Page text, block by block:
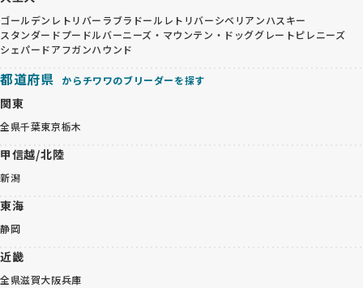
ゴールデンレトリバー ラブラドールレトリバーシベリアンハスキー
スタンダードプードルバーニーズ・マウンテン・ドッググレートピレニーズ
シェパードアフガンハウンド
都道府県 からチワワのブリーダーを探す
関東
全県千葉東京栃木
甲信越/北陸
新潟
東海
静岡
近畿
全県滋賀大阪兵庫